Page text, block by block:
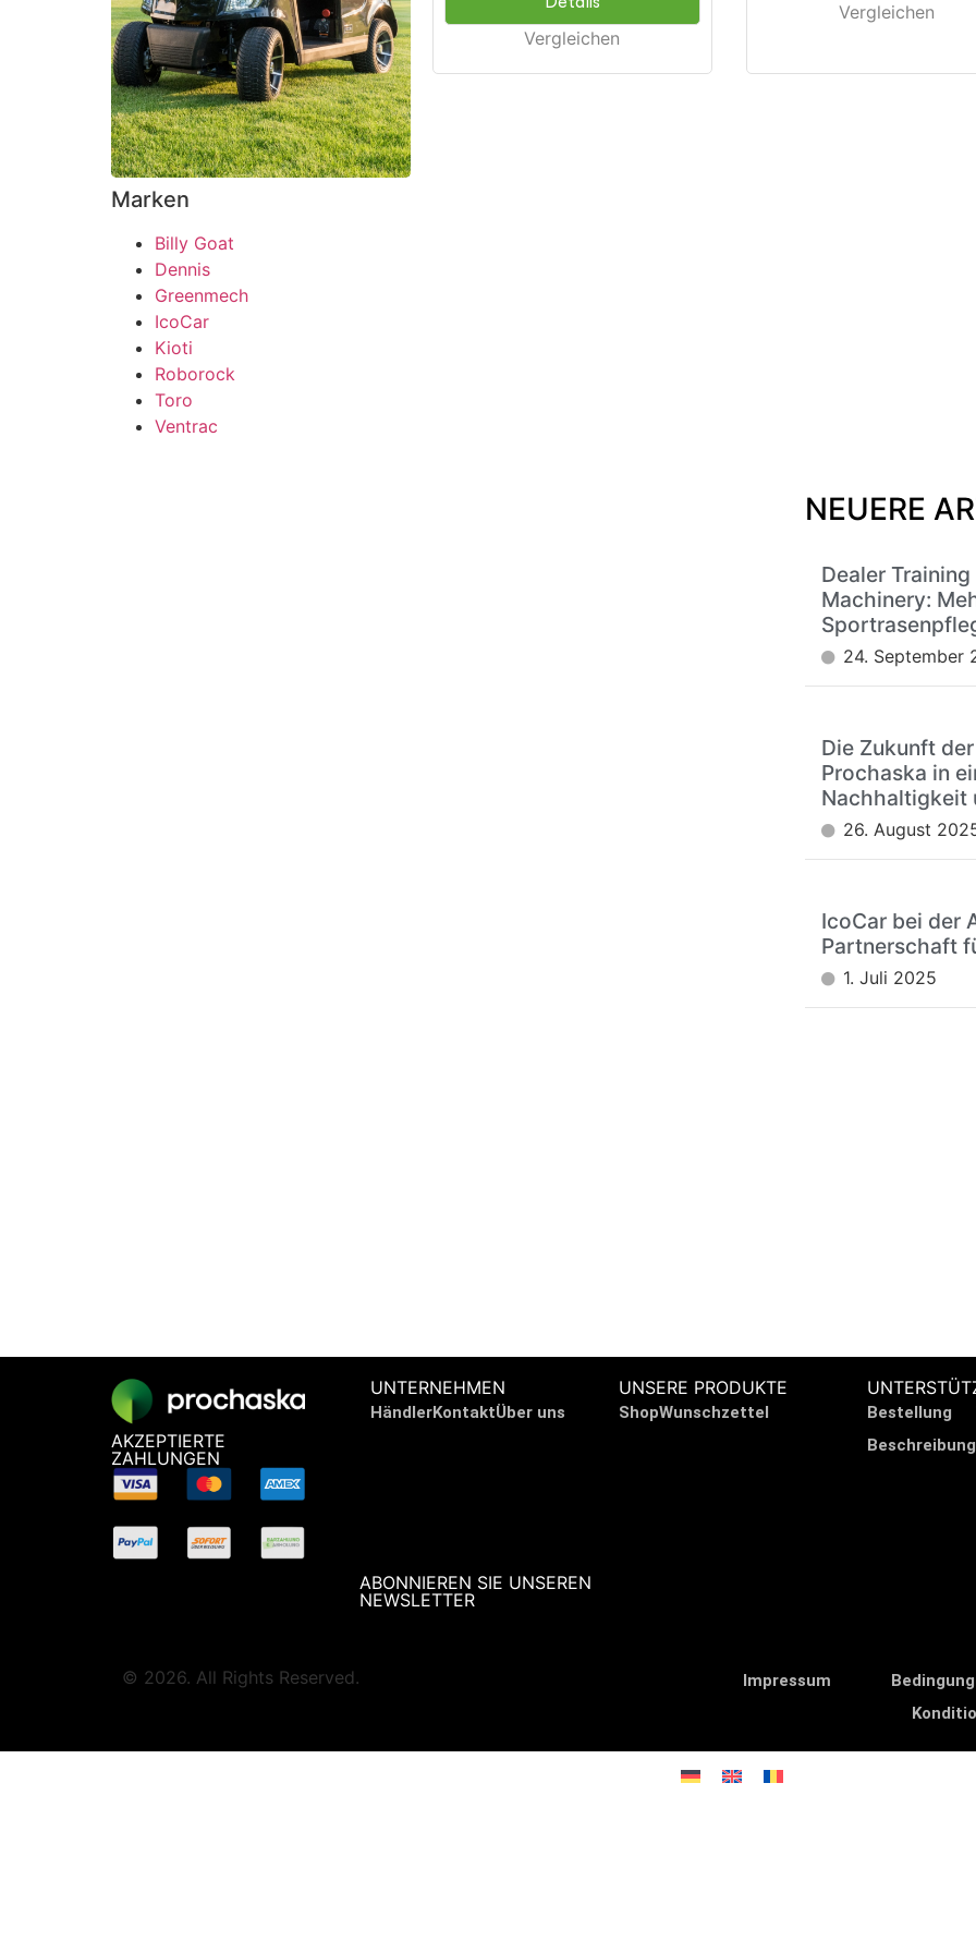
Marken
Billy Goat
Dennis
Greenmech
IcoCar
Kioti
Roborock
Toro
Ventrac
Vergleichen
Vergleichen
NEUERE
Dealer
Machinery:
24. September
Die Zukunft
Prochaska in
Nachhaltigkeit
26. August
IcoCar bei der
Partnerschaft
1. Juli 2025
AKZEPTIERTE
ZAHLUNGEN
UNTERNEHMEN
HändlerKontaktÜber uns
UNSERE PRODUKTE
ShopWunschzettel
Bestellung
Beschreibung
ABONNIEREN SIE UNSEREN
NEWSLETTER
© 2026. All Rights Reserved. Impressum